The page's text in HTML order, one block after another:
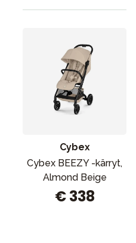
Cybex
Cybex BEEZY -kärryt,
Almond Beige
€ 338